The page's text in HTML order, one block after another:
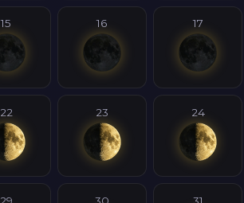
15 16 17
22 23 24